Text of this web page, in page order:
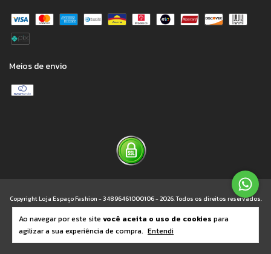
Ao navegar por este site você aceita o uso de cookies para
agilizar a sua experiência de compra. Entendi
Meios de envio
Copyright Loja Espaço Fashion - 34896461000106 - 2026. Todos os direitos reservados.